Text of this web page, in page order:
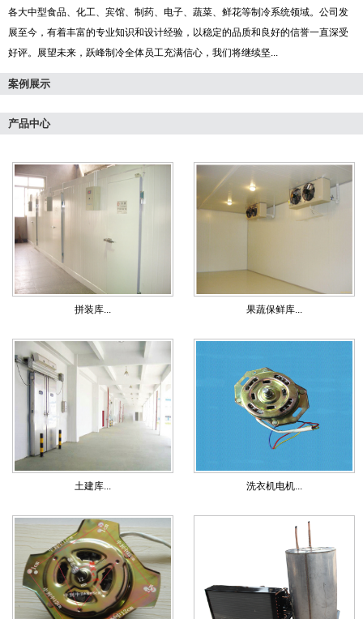
各大中型食品、化工、宾馆、制药、电子、蔬菜、鲜花等制冷系统领域。公司发
展至今，有着丰富的专业知识和设计经验，以稳定的品质和良好的信誉一直深受
好评。展望未来，跃峰制冷全体员工充满信心，我们将继续坚...
案例展示
产品中心
拼装库... 果蔬保鲜库...
土建库... 洗衣机电机...